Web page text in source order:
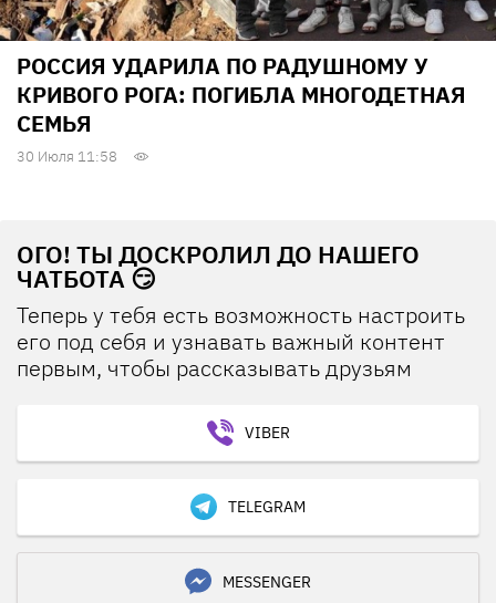
РОССИЯ УДАРИЛА ПО РАДУШНОМУ У
КРИВОГО РОГА: ПОГИБЛА МНОГОДЕТНАЯ
СЕМЬЯ
30 Июля 11:58
ОГО! ТЫ ДОСКРОЛИЛ ДО НАШЕГО
ЧАТБОТА 😏
Теперь у тебя есть возможность настроить
его под себя и узнавать важный контент
первым, чтобы рассказывать друзьям
VIBER
TELEGRAM
MESSENGER